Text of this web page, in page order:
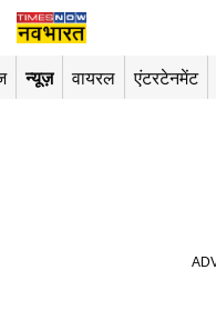
न्यूज़ वायरल एंटरटेनमेंट